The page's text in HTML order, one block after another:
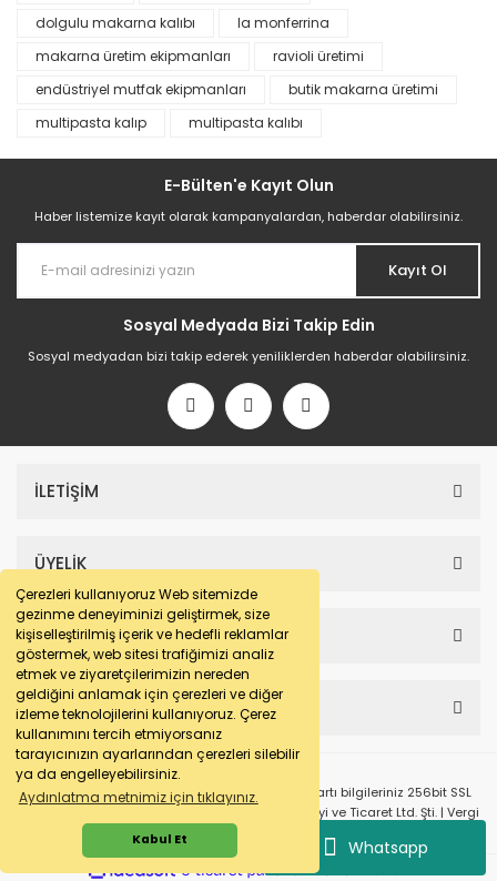
Çerezleri kullanıyoruz Web sitemizde
gezinme deneyiminizi geliştirmek, size
kişiselleştirilmiş içerik ve hedefli reklamlar
göstermek, web sitesi trafiğimizi analiz
etmek ve ziyaretçilerimizin nereden
geldiğini anlamak için çerezleri ve diğer
izleme teknolojilerini kullanıyoruz. Çerez
kullanımını tercih etmiyorsanız
tarayıcınızın ayarlarından çerezleri silebilir
ya da engelleyebilirsiniz.
Aydınlatma metnimiz için tıklayınız.
Kabul Et Whatsapp
454.353,41 TL
dolgulu makarna kalıbı
la monferrina
makarna üretim ekipmanları
ravioli üretimi
endüstriyel mutfak ekipmanları
butik makarna üretimi
multipasta kalıp
multipasta kalıbı
E-Bülten'e Kayıt Olun
Haber listemize kayıt olarak kampanyalardan, haberdar olabilirsiniz.
Kayıt Ol
Sosyal Medyada Bizi Takip Edin
Sosyal medyadan bizi takip ederek yeniliklerden haberdar olabilirsiniz.
İLETİŞİM
ÜYELİK
SAYFALAR
HESABIM
© e-makarna.com Tüm Hakları Saklıdır. Kredi kartı bilgileriniz 256bit SSL
sertifikası ile korunmaktadır. Pasfil Makine Sanayi ve Ticaret Ltd. Şti. | Vergi
No: 7220436611 | MERSİS No: 072204366100013 | Ticaret Sicil No: 586968-0
ideasoft e-